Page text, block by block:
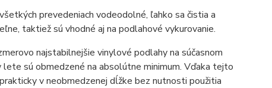
prevedeniach vodeodolné, ľahko sa čistia a
taktiež sú vhodné aj na podlahové vykurovanie.
najstabilnejšie vinylové podlahy na súčasnom
sú obmedzené na absolútne minimum. Vďaka tejto
v neobmedzenej dĺžke bez nutnosti použitia